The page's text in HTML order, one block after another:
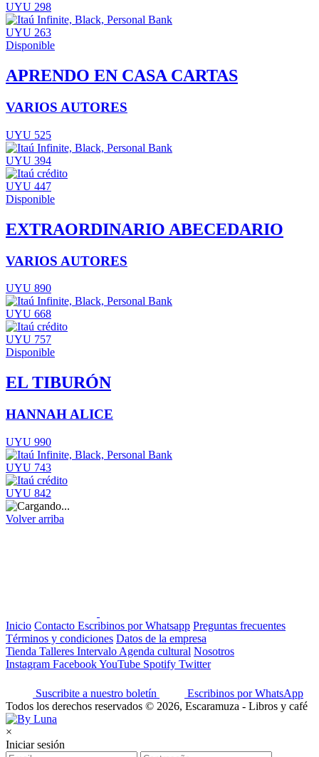
UYU 298
UYU 263
Disponible
APRENDO EN CASA CARTAS
VARIOS AUTORES
UYU 525
UYU 394
UYU 447
Disponible
EXTRAORDINARIO ABECEDARIO
VARIOS AUTORES
UYU 890
UYU 668
UYU 757
Disponible
EL TIBURÓN
HANNAH ALICE
UYU 990
UYU 743
UYU 842
Volver arriba
Inicio Contacto Escribinos por Whatsapp Preguntas frecuentes
Términos y condiciones Datos de la empresa
Tienda Talleres Intervalo Agenda cultural Nosotros
Instagram FacebookYouTube Spotify Twitter
Suscribite a nuestro boletín
Escribinos por WhatsApp
Todos los derechos reservados © 2026, Escaramuza - Libros y café
×
Iniciar sesión